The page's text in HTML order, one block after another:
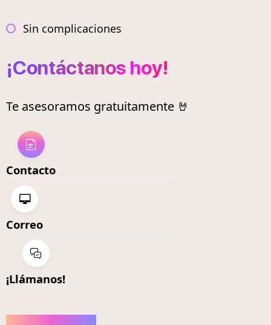
Sin complicaciones
¡Contáctanos hoy!
Te asesoramos gratuitamente 🤘
Contacto
Correo
¡Llámanos!